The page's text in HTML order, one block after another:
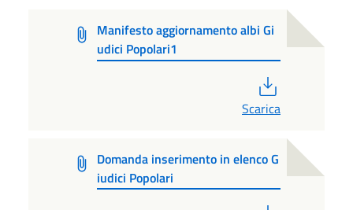
Manifesto aggiornamento albi Gi
udici Popolari1
Scarica
Domanda inserimento in elenco G
iudici Popolari